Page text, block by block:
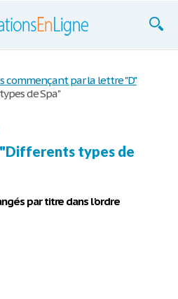
commençant par la lettre "D"
de Spa"
types de
par titre dans l'ordre